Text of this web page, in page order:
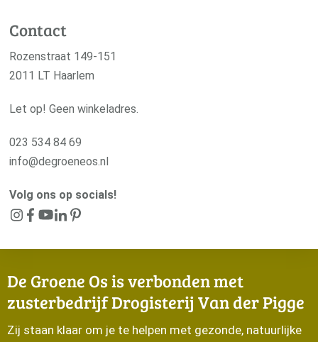
Contact
Rozenstraat 149-151
2011 LT Haarlem
Let op! Geen winkeladres.
023 534 84 69
info@degroeneos.nl
Volg ons op socials!
De Groene Os is verbonden met
zusterbedrijf Drogisterij Van der Pigge
Zij staan klaar om je te helpen met gezonde, natuurlijke